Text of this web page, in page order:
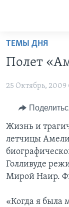
Перейти
основной
Перейти
навигации
Перейти
поиск
АМЕРИКА
НОВОСТИ ЗА
ИТОГИ
ПОЧЕМУ ЭТО
ДИСКУССИЯ
ДЕТАЛИ
НЬЮ-ЙОРК
ПРОЕКТЫ
УЧИМ
НАША
А КАК В
АРТЕФАКТЫ
ЭКСПЕРТИЗА
ИНТЕРВЬЮ
ФАКТЫ
ЗА СВОБОДУ
УЧИМ
ВИДЕО
ТЕМЫ ДНЯ
Полет
25 Октябрь, 2009
Жизнь и
летчицы
Голливуде
Мирой Наир.
«Когда я была